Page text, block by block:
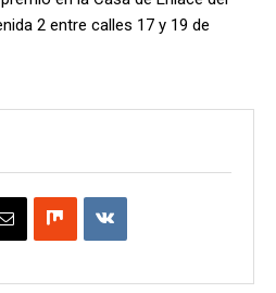
2 entre calles 17 y 19 de